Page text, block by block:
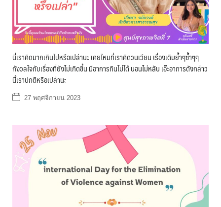
นี่เราคิดมากเกินไปหรือเปล่านะ เคยไหมที่เราคิดวนเวียน เรื่องเดิมย้ำๆซ้ำๆๆ
กังวลใจกับเรื่องที่ยังไม่เกิดขึ้น มีอาการกินไม่ได้ นอนไม่หลับ เอ๊ะอาการดังกล่าว
นี้เราปกติหรือเปล่านะ
27 พฤศจิกายน 2023